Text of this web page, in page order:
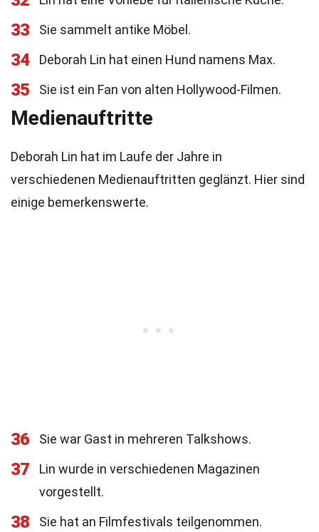
33 Sie sammelt antike Möbel.
34 Deborah Lin hat einen Hund namens Max.
35 Sie ist ein Fan von alten Hollywood-Filmen.
Medienauftritte
Deborah Lin hat im Laufe der Jahre in
verschiedenen Medienauftritten geglänzt. Hier sind
einige bemerkenswerte.
36 Sie war Gast in mehreren Talkshows.
37
Lin wurde in verschiedenen Magazinen
vorgestellt.
38 Sie hat an Filmfestivals teilgenommen.